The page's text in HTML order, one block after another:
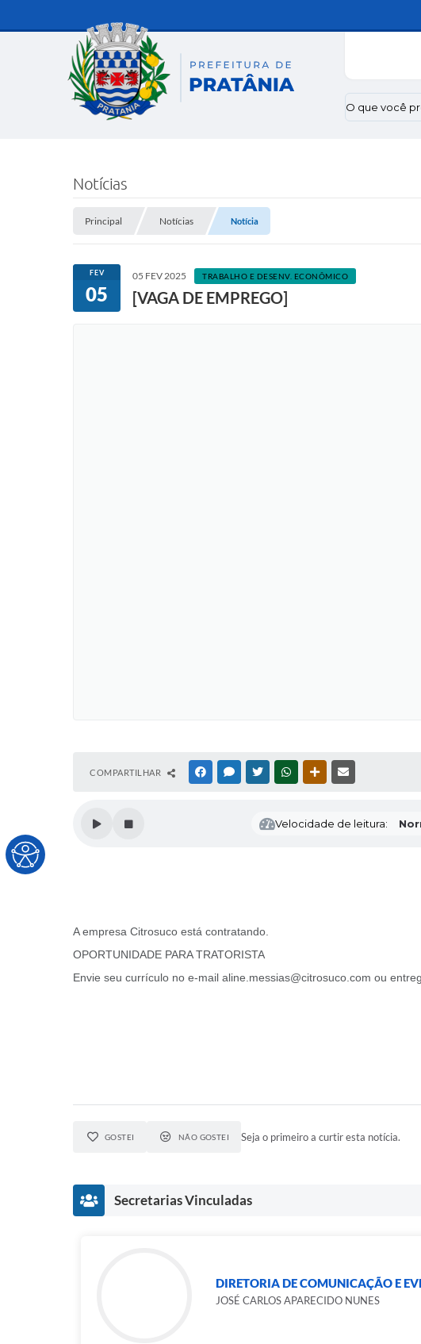
O que você
Notícias
Principal Notícias Notícia
FEV
05
05 FEV 2025 TRABALHO E DESENV. ECONÔMICO
[VAGA DE EMPREGO]
COMPARTILHAR FACEBOOKMESSENGER
TWITTERWHATSAPPOUTRAS MÍDIAS
Velocidade de leitura:
A empresa Citrosuco está contratando.
OPORTUNIDADE PARA TRATORISTA
Envie seu currículo no e-mail aline.messias@citrosuco.com ou
GOSTEI NÃO GOSTEI Seja o primeiro a curtir esta notícia.
Secretarias Vinculadas
DIRETORIA DE COMUNICAÇÃO E
JOSÉ CARLOS APARECIDO NUNES